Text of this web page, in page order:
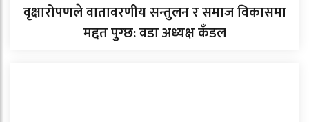
वृक्षारोपणले वातावरणीय सन्तुलन र समाज विकासमा
मद्दत पुग्छ: वडा अध्यक्ष कँडल